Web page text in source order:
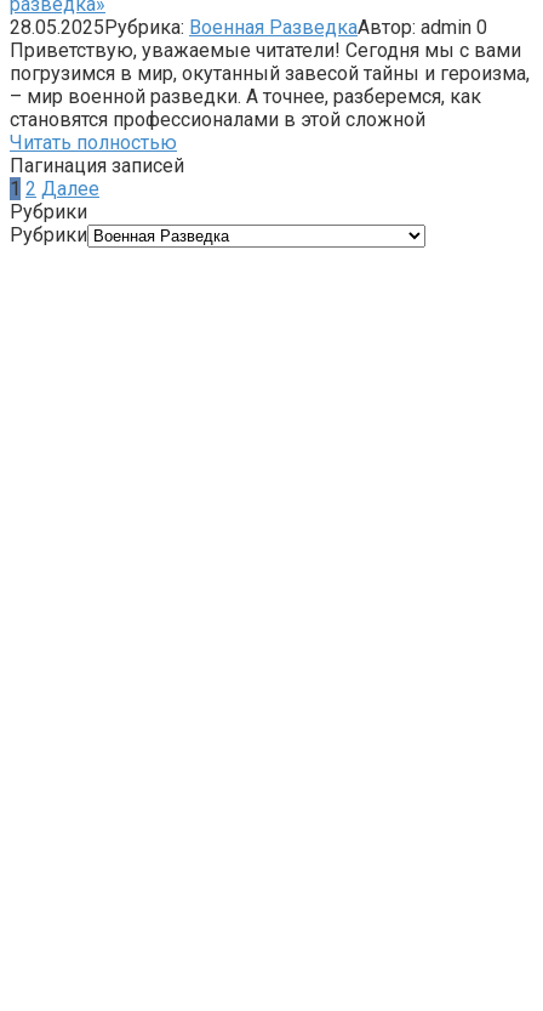
28.05.2025Рубрика: Военная РазведкаАвтор: admin 0
Приветствую, уважаемые читатели! Сегодня мы с вами
погрузимся в мир, окутанный завесой тайны и героизма,
– мир военной разведки. А точнее, разберемся, как
становятся профессионалами в этой сложной
Читать полностью
Пагинация записей
1 2 Далее
Рубрики
Рубрики